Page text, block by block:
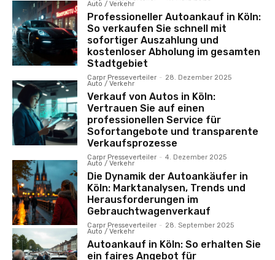
Auto / Verkehr
Professioneller Autoankauf in Köln:
So verkaufen Sie schnell mit
sofortiger Auszahlung und
kostenloser Abholung im gesamten
Stadtgebiet
Carpr Presseverteiler - 28. Dezember 2025
Auto / Verkehr
Verkauf von Autos in Köln:
Vertrauen Sie auf einen
professionellen Service für
Sofortangebote und transparente
Verkaufsprozesse
Carpr Presseverteiler - 4. Dezember 2025
Auto / Verkehr
Die Dynamik der Autoankäufer in
Köln: Marktanalysen, Trends und
Herausforderungen im
Gebrauchtwagenverkauf
Carpr Presseverteiler - 28. September 2025
Auto / Verkehr
Autoankauf in Köln: So erhalten Sie
ein faires Angebot für